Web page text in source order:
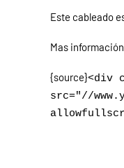
Este cableado
Mas
{source}<div
src="//